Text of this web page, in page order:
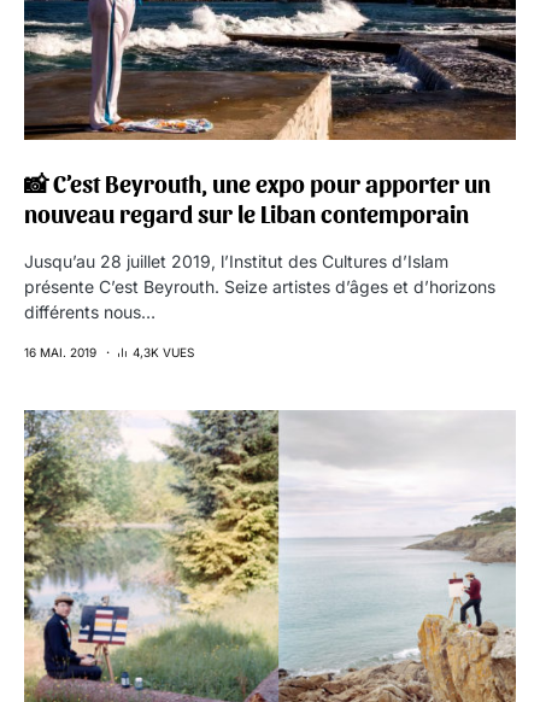
📸 C’est Beyrouth, une expo pour apporter un
nouveau regard sur le Liban contemporain
Jusqu’au 28 juillet 2019, l’Institut des Cultures d’Islam
présente C’est Beyrouth. Seize artistes d’âges et d’horizons
différents nous…
16 MAI. 2019 4,3K VUES